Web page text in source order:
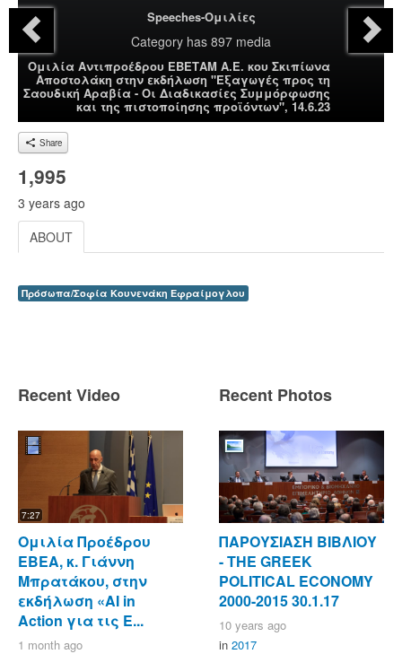
Speeches-Ομιλίες
Category has 897 media
Ομιλία Αντιπροέδρου ΕΒΕΤΑΜ Α.Ε. κου Σκιπίωνα
Αποστολάκη στην εκδήλωση "Εξαγωγές προς τη
Σαουδική Αραβία - Οι Διαδικασίες Συμμόρφωσης
και της πιστοποίησης προϊόντων", 14.6.23
Share
1,995
3 years ago
ABOUT
Πρόσωπα/Σοφία Κουνενάκη Εφραίμογλου
Recent Video
7:27
Ομιλία Προέδρου
ΕΒΕΑ, κ. Γιάννη
Μπρατάκου, στην
εκδήλωση «AI in
Action για τις Ε...
1 month ago
Recent Photos
ΠΑΡΟΥΣΙΑΣΗ ΒΙΒΛΙΟΥ
- ΤΗΕ GREEK
POLITICAL ECONOMY
2000-2015 30.1.17
10 years ago
in 2017